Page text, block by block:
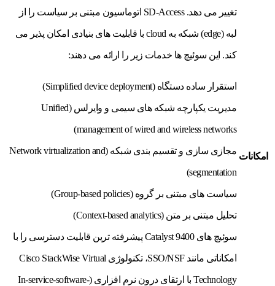
امکانات
تغییر می دهد. SD-Access اتوماسیون مبتنی بر سیاست را از
لبه (edge) شبکه به cloud با قابلیت های بنیادی امکان پذیر می
کند. این سوئیچ ها خدمات زیر را ارائه می دهند:
استقرار ساده دستگاه (Simplified device deployment)
مدیریت یکپارچه شبکه های سیمی و وایرلس (Unified
management of wired and wireless networks)
مجازی سازی و تقسیم بندی شبکه (Network virtualization and
segmentation)
سیاست های مبتنی بر گروه (Group-based policies)
تحلیل مبتنی بر متن (Context-based analytics)
سوئیچ های Catalyst 9400 پیشرفته ترین قابلیت دسترسی را با
امکاناتی مانند SSO/NSF، تکنولوژی Cisco StackWise Virtual
Technology با ارتقای درون نرم افزاری (In-service-software-